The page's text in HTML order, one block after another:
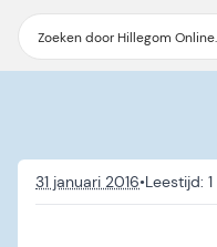
31 januari 2016•